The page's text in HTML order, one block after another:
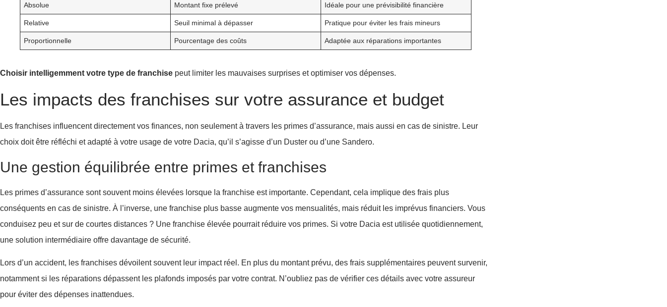
Absolue Montant fixe prélevé Idéale pour une prévisibilité financière
Relative Seuil minimal à dépasser Pratique pour éviter les frais mineurs
Proportionnelle Pourcentage des coûts Adaptée aux réparations importantes
Choisir intelligemment votre type de franchise peut limiter les mauvaises surprises et optimiser vos dépenses.
Les impacts des franchises sur votre assurance et budget
Les franchises influencent directement vos finances, non seulement à travers les primes d’assurance, mais aussi en cas de sinistre. Leur
choix doit être réfléchi et adapté à votre usage de votre Dacia, qu’il s’agisse d’un Duster ou d’une Sandero.
Une gestion équilibrée entre primes et franchises
Les primes d’assurance sont souvent moins élevées lorsque la franchise est importante. Cependant, cela implique des frais plus
conséquents en cas de sinistre. À l’inverse, une franchise plus basse augmente vos mensualités, mais réduit les imprévus financiers. Vous
conduisez peu et sur de courtes distances ? Une franchise élevée pourrait réduire vos primes. Si votre Dacia est utilisée quotidiennement,
une solution intermédiaire offre davantage de sécurité.
Lors d’un accident, les franchises dévoilent souvent leur impact réel. En plus du montant prévu, des frais supplémentaires peuvent survenir,
notamment si les réparations dépassent les plafonds imposés par votre contrat. N’oubliez pas de vérifier ces détails avec votre assureur
pour éviter des dépenses inattendues.